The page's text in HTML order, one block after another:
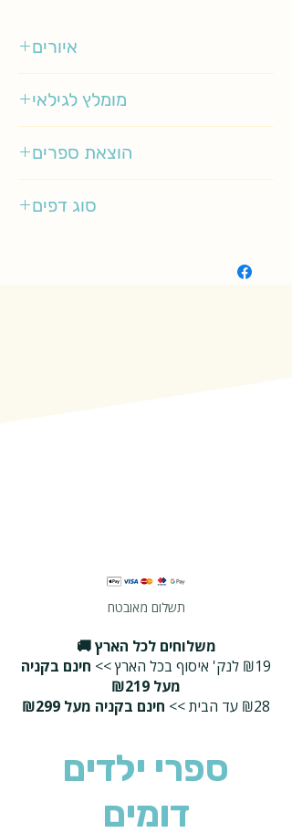
איורים
מומלץ לגילאי
הוצאת ספרים
סוג דפים
תשלום מאובטח
משלוחים לכל הארץ 🚚
₪19 לנק' איסוף בכל הארץ >>
חינם בקניה
מעל ₪219
₪28 עד הבית >>
חינם בקניה מעל ₪299
ספרי ילדים
דומים